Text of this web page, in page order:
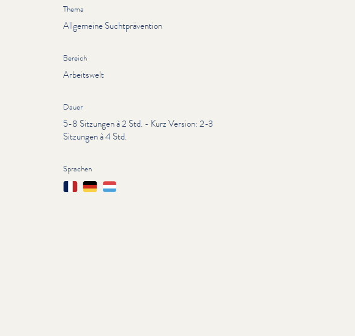
Thema
Allgemeine Suchtprävention
Bereich
Arbeitswelt
Dauer
5-8 Sitzungen à 2 Std. - Kurz Version: 2-3
Sitzungen à 4 Std.
Sprachen
FrançaisDeutschLëtzebuergesch